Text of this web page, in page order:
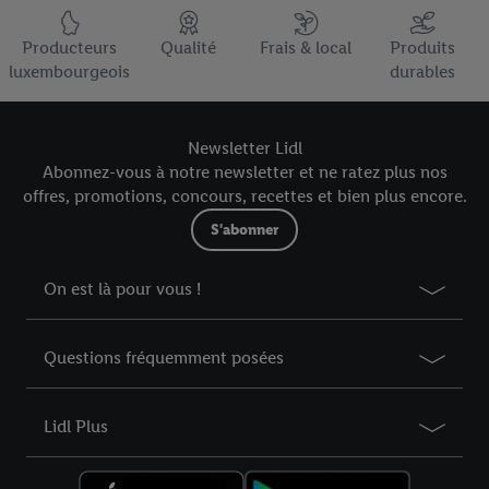
Élément du pied de page avec les USPs de Lidl Luxembourg
Producteurs
luxembourgeois
Qualité Frais & local
Produits
durables
Newsletter Lidl
Abonnez-vous à notre newsletter et ne ratez plus nos
offres, promotions, concours, recettes et bien plus encore.
S'abonner
On est là pour vous !
Questions fréquemment posées
Lidl Plus